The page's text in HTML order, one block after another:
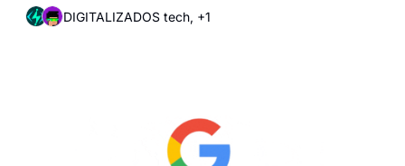
DIGITALIZADOS tech, +1